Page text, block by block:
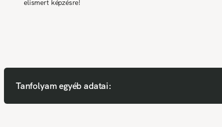
elismert képzésre!
Tanfolyam egyéb adatai: